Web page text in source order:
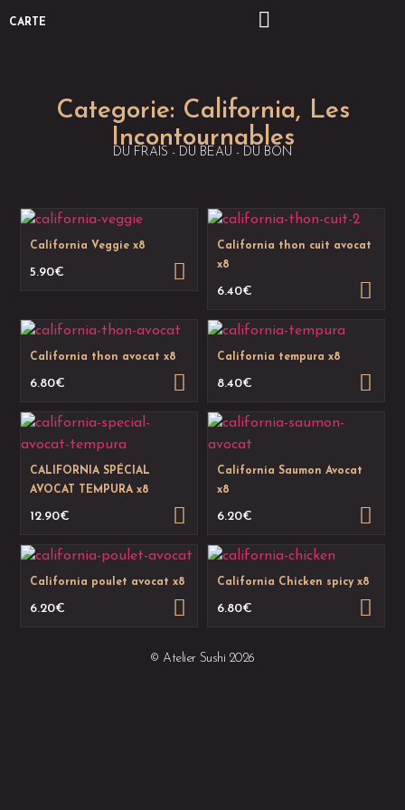
CARTE
Categorie: California, Les
Incontournables
DU FRAIS - DU BEAU - DU BON
California Veggie x8
5.90€
California thon cuit avocat
x8
6.40€
California thon avocat x8
6.80€
California tempura x8
8.40€
CALIFORNIA SPÉCIAL
AVOCAT TEMPURA x8
12.90€
California Saumon Avocat
x8
6.20€
California poulet avocat x8
6.20€
California Chicken spicy x8
6.80€
© Atelier Sushi 2026